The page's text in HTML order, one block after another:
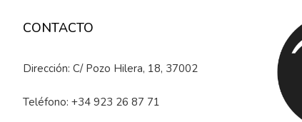
CONTACTO
Dirección: C/ Pozo Hilera, 18, 37002
Teléfono: +34 923 26 87 71